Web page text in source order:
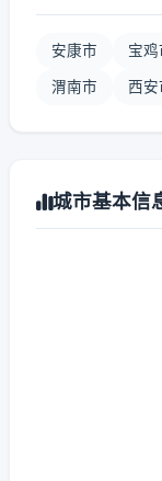
安康市 宝鸡
渭南市 西安
城市基本信